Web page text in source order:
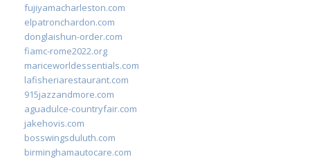
fujiyamacharleston.com
elpatronchardon.com
donglaishun-order.com
fiamc-rome2022.org
mariceworldessentials.com
lafisheriarestaurant.com
915jazzandmore.com
aguadulce-countryfair.com
jakehovis.com
bosswingsduluth.com
birminghamautocare.com